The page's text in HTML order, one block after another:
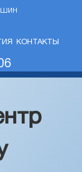
КОНТАКТЫ